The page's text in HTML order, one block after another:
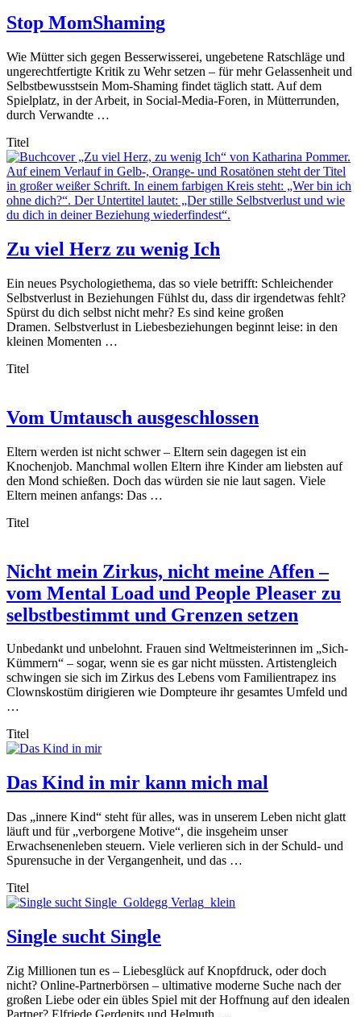
Stop MomShaming
Wie Mütter sich gegen Besserwisserei, ungebetene Ratschläge und
ungerechtfertigte Kritik zu Wehr setzen – für mehr Gelassenheit und
Selbstbewusstsein Mom-Shaming findet täglich statt. Auf dem
Spielplatz, in der Arbeit, in Social-Media-Foren, in Mütterrunden,
durch Verwandte …
Titel
Zu viel Herz zu wenig Ich
Ein neues Psychologiethema, das so viele betrifft: Schleichender
Selbstverlust in Beziehungen Fühlst du, dass dir irgendetwas fehlt?
Spürst du dich selbst nicht mehr? Es sind keine großen
Dramen. Selbstverlust in Liebesbeziehungen beginnt leise: in den
kleinen Momenten …
Titel
Vom Umtausch ausgeschlossen
Eltern werden ist nicht schwer – Eltern sein dagegen ist ein
Knochenjob. Manchmal wollen Eltern ihre Kinder am liebsten auf
den Mond schießen. Doch das würden sie nie laut sagen. Viele
Eltern meinen anfangs: Das …
Titel
Nicht mein Zirkus, nicht meine Affen –
vom Mental Load und People Pleaser zu
selbstbestimmt und Grenzen setzen
Unbedankt und unbelohnt. Frauen sind Weltmeisterinnen im „Sich-
Kümmern“ – sogar, wenn sie es gar nicht müssten. Artistengleich
schwingen sie sich im Zirkus des Lebens vom Familientrapez ins
Clownskostüm dirigieren wie Dompteure ihr gesamtes Umfeld und
…
Titel
Das Kind in mir kann mich mal
Das „innere Kind“ steht für alles, was in unserem Leben nicht glatt
läuft und für „verborgene Motive“, die insgeheim unser
Erwachsenenleben steuern. Viele verlieren sich in der Schuld- und
Spurensuche in der Vergangenheit, und das …
Titel
Single sucht Single
Zig Millionen tun es – Liebesglück auf Knopfdruck, oder doch
nicht? Online-Partnerbörsen – ultimative moderne Suche nach der
großen Liebe oder ein übles Spiel mit der Hoffnung auf den idealen
Partner? Elfriede Gerdenits und Helmuth …